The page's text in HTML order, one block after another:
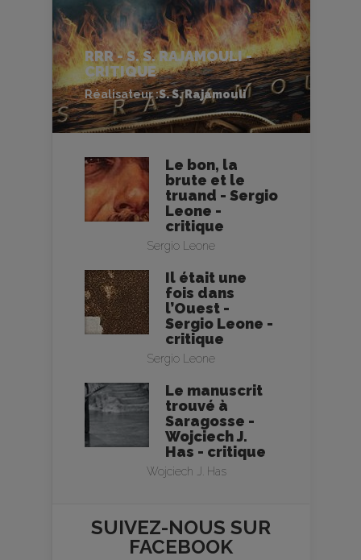
RRR - S. S. RAJAMOULI -
CRITIQUE
Réalisateur :S. S. Rajamouli
Le bon, la
brute et le
truand - Sergio
Leone -
critique
Sergio Leone
Il était une
fois dans
l’Ouest -
Sergio Leone -
critique
Sergio Leone
Le manuscrit
trouvé à
Saragosse -
Wojciech J.
Has - critique
Wojciech J. Has
SUIVEZ-NOUS SUR
FACEBOOK